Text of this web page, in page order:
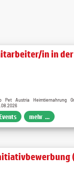
in in
Pet Austria Heimtiernahrung
mehr ...